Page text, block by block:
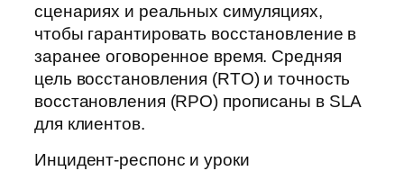
сценариях и реальных симуляциях,
чтобы гарантировать восстановление в
заранее оговоренное время. Средняя
цель восстановления (RTO) и точность
восстановления (RPO) прописаны в SLA
для клиентов.
Инцидент-респонс и уроки